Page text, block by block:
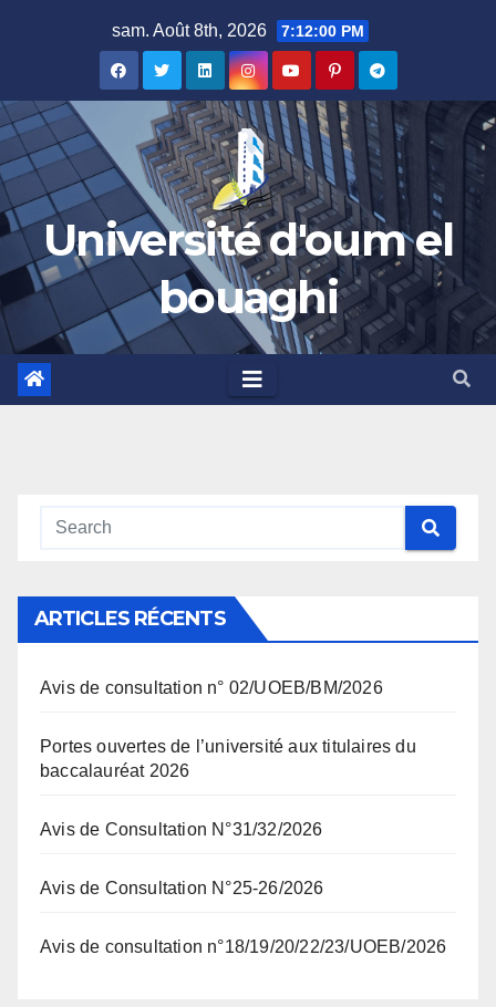
sam. Août 8th, 2026 7:12:00 PM
Université d'oum el
bouaghi
ARTICLES RÉCENTS
Avis de consultation n° 02/UOEB/BM/2026
Portes ouvertes de l’université aux titulaires du
baccalauréat 2026
Avis de Consultation N°31/32/2026
Avis de Consultation N°25-26/2026
Avis de consultation n°18/19/20/22/23/UOEB/2026